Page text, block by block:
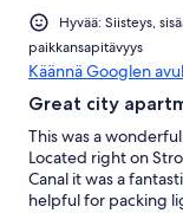
Hyvää: Siisteys,
paikkansapitävyys
Käännä Googlen
Great city
This was a
Located right on
Canal it was a
helpful for packing